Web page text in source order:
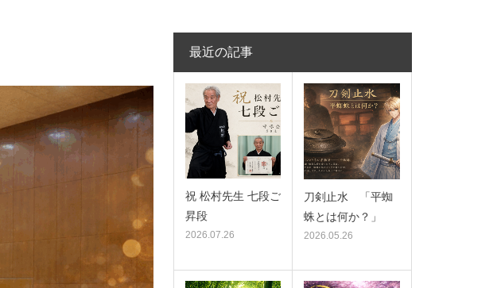
最近の記事
祝 松村先生 七段ご
昇段
2026.07.26
刀剣止水 「平蜘
蛛とは何か？」
2026.05.26